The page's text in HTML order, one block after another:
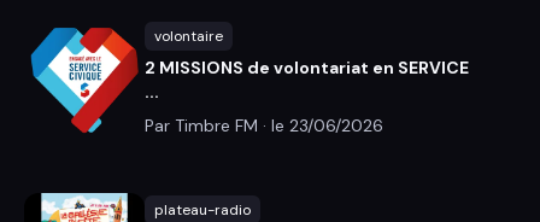
volontaire
2 MISSIONS de volontariat en SERVICE
...
Par Timbre FM · le 23/06/2026
plateau-radio